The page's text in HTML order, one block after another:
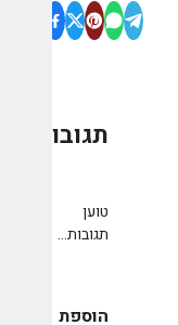
תגובות
טוען
תגובות...
הוספת